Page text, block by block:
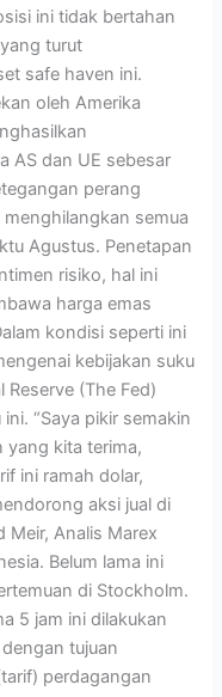
ini tidak bertahan
turut
safe haven ini.
oleh Amerika
AS dan UE sebesar
perang
semua
Agustus. Penetapan
risiko, hal ini
harga emas
kondisi seperti ini
kebijakan suku
Reserve (The Fed)
“Saya pikir semakin
yang kita terima,
ini ramah dolar,
aksi jual di
Meir, Analis Marex
Belum lama ini
di Stockholm.
5 jam ini dilakukan
tujuan
perdagangan